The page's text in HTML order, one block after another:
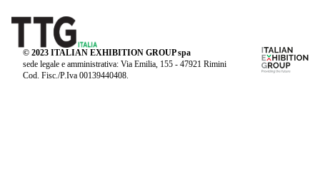
© 2023 ITALIAN EXHIBITION GROUP spa
sede legale e amministrativa: Via Emilia, 155 - 47921 Rimini
Cod. Fisc./P.Iva 00139440408.